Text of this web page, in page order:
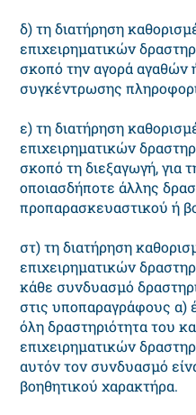
δ) τη διατήρηση
επιχειρηματικών
σκοπό την αγορά αγαθών
συγκέντρωσης
ε) τη διατήρηση
επιχειρηματικών
σκοπό τη διεξαγωγή, για
οποιασδήποτε άλλης
προπαρασκευαστικού ή
στ) τη διατήρηση
επιχειρηματικών
κάθε συνδυασμό
στις υποπαραγράφους α)
όλη δραστηριότητα του
επιχειρηματικών
αυτόν τον συνδυασμό
βοηθητικού χαρακτήρα.